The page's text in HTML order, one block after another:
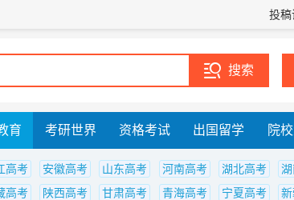
投稿
育 考研世界 资格考试 出国留学 院
高考 安徽高考 山东高考 河南高考 湖北高考
高考 陕西高考 甘肃高考 青海高考 宁夏高考